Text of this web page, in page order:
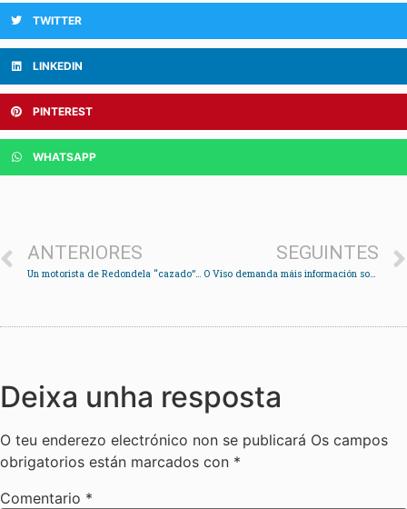
TWITTER
LINKEDIN
PINTEREST
WHATSAPP
ANTERIORES
Un motorista de Redondela “cazado” cando circulaba a 147 km/h por un tramo limitado a 50 en Cedeira
SEGUINTES
O Viso demanda máis información sobre a A-59
Deixa unha resposta
O teu enderezo electrónico non se publicará Os campos
obrigatorios están marcados con *
Comentario *